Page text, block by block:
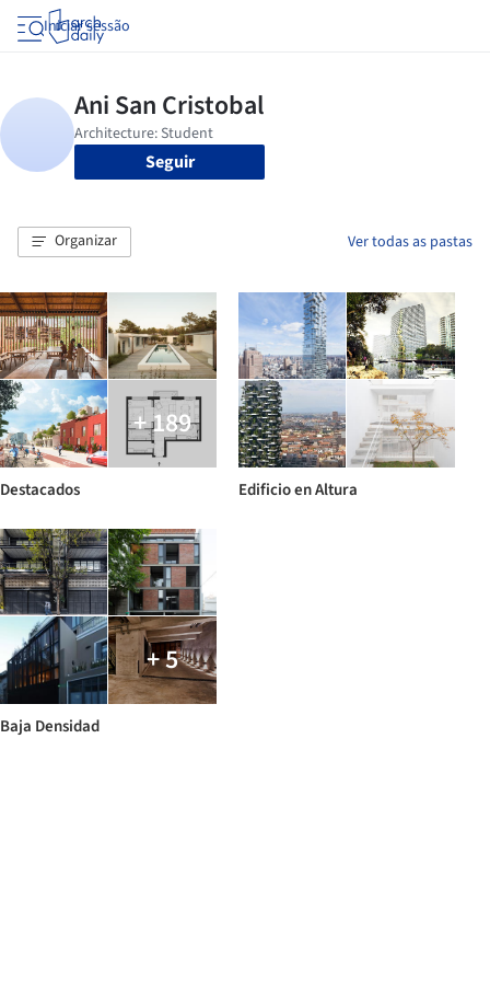
Iniciar sessão
Seguir
Organizar Ver todas as pastas
+ 189
Destacados Edificio en Altura
+ 5
Baja Densidad